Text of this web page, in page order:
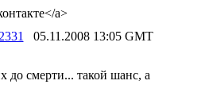
a>
05.11.2008 13:05 GMT
до смерти... такой шанс, а